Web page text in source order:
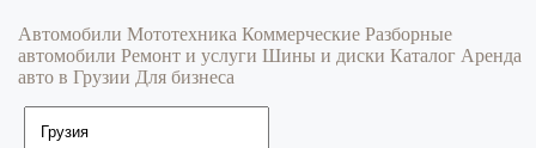
Автомобили Мототехника Коммерческие Разборные
автомобили Ремонт и услуги Шины и диски Каталог Аренда
авто в Грузии Для бизнеса